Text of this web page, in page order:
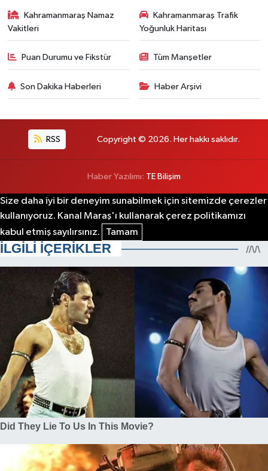
Kahramanmaraş Namaz
Vakitleri
Kahramanmaraş Trafik
Yoğunluk Haritası
Puan Durumu ve Fikstür Tüm Manşetler
Son Dakika Haberleri Haber Arşivi
RSS Copyright © 2026. Her hakkı saklıdır.
Haber Yazılımı: TE Bilişim
Size daha iyi bir deneyim sunabilmek için sitemizde çerezler
kullanıyoruz. Kanal Maraş'ı kullanarak çerez politikamızı
kabul etmiş sayılırsınız.
Tamam